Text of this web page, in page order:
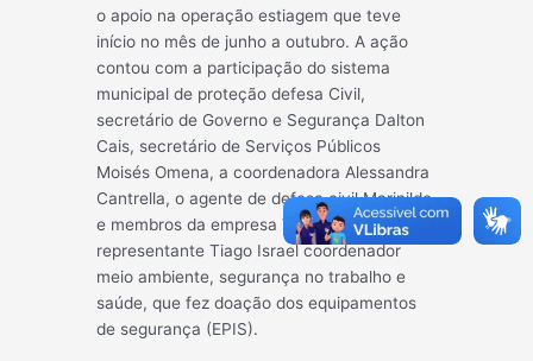
o apoio na operação estiagem que teve
início no mês de junho a outubro. A ação
contou com a participação do sistema
municipal de proteção defesa Civil,
secretário de Governo e Segurança Dalton
Cais, secretário de Serviços Públicos
Moisés Omena, a coordenadora Alessandra
Cantrella, o agente de defesa civil Marinildo
e membros da empresa Via Campos com o
representante Tiago Israel coordenador
meio ambiente, segurança no trabalho e
saúde, que fez doação dos equipamentos
de segurança (EPIS).